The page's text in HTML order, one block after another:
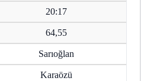
20:17
64,55
Sarıoğlan
Karaözü